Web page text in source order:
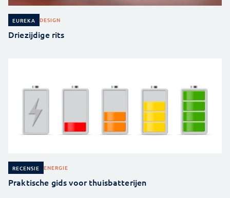
EUREKA DESIGN
Driezijdige rits
RECENSIE ENERGIE
Praktische gids voor thuisbatterijen